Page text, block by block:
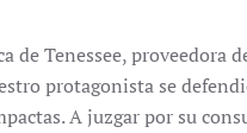
de Tenessee, proveedora
protagonista se
A juzgar por su